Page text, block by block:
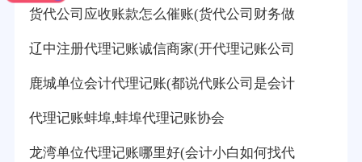
货代公司应收账款怎么催账(货代公司财务做
辽中注册代理记账诚信商家(开代理记账公司
鹿城单位会计代理记账(都说代账公司是会计
代理记账蚌埠,蚌埠代理记账协会
龙湾单位代理记账哪里好(会计小白如何找代